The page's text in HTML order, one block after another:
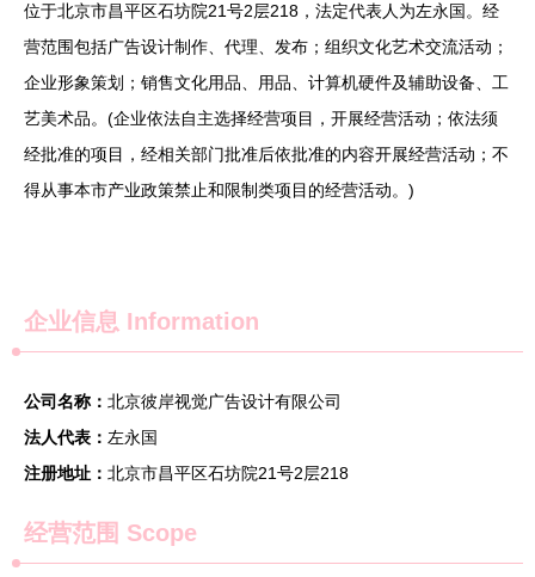
位于北京市昌平区石坊院21号2层218，法定代表人为左永国。经
营范围包括广告设计制作、代理、发布；组织文化艺术交流活动；
企业形象策划；销售文化用品、用品、计算机硬件及辅助设备、工
艺美术品。(企业依法自主选择经营项目，开展经营活动；依法须
经批准的项目，经相关部门批准后依批准的内容开展经营活动；不
得从事本市产业政策禁止和限制类项目的经营活动。)
企业信息 Information
公司名称： 北京彼岸视觉广告设计有限公司
法人代表： 左永国
注册地址： 北京市昌平区石坊院21号2层218
经营范围 Scope